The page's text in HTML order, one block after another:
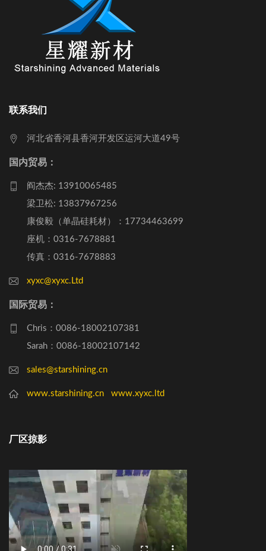
联系我们
河北省香河县香河开发区运河大道49号
国内贸易：
阎杰杰: 13910065485
梁卫松: 13837967256
康俊毅（单晶硅耗材）：17734463699
座机：0316-7678881
传真：0316-7678883
xyxc@xyxc.Ltd
国际贸易：
Chris：0086-18002107381
Sarah：0086-18002107142
sales@starshining.cn
www.starshining.cn www.xyxc.ltd
厂区掠影